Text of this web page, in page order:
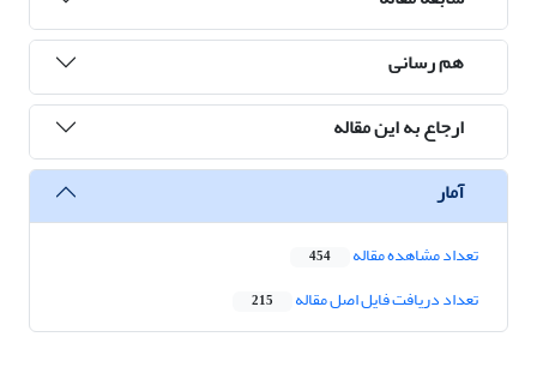
هم رسانی
ارجاع به این مقاله
آمار
تعداد مشاهده مقاله 454
تعداد دریافت فایل اصل مقاله 215